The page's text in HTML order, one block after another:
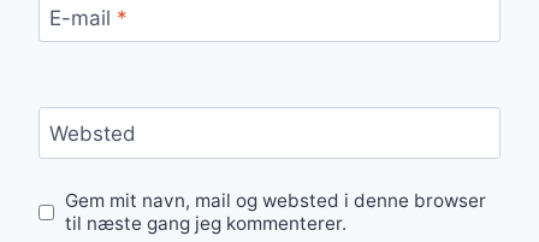
E-mail *
Websted
Gem mit navn, mail og websted i denne browser
til næste gang jeg kommenterer.